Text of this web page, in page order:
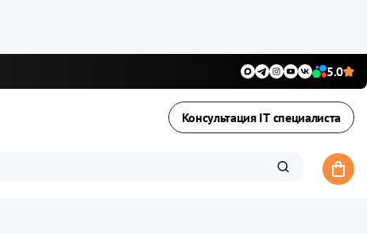
5.0
Консультация IT специалиста